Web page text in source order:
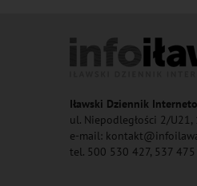
Iławski Dziennik
ul. Niepodległości 2/U21,
e-mail:
tel. 500 530 427, 537